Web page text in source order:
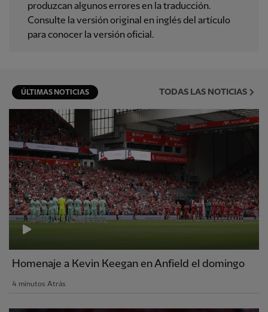
produzcan algunos errores en la traducción.
Consulte la versión original en inglés del artículo
para conocer la versión oficial.
ÚLTIMAS NOTICIAS TODAS LAS NOTICIAS
Homenaje a Kevin Keegan en Anfield el domingo
4 minutos Atrás